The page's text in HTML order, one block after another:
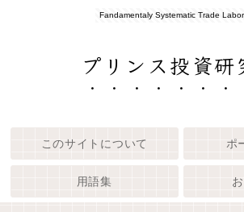
Fandamentaly Systematic Trade
プリンス投資研
このサイトについて ポ
用語集